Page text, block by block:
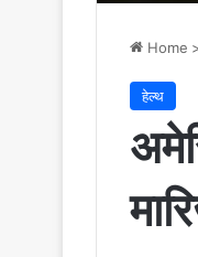
Home
हेल्थ